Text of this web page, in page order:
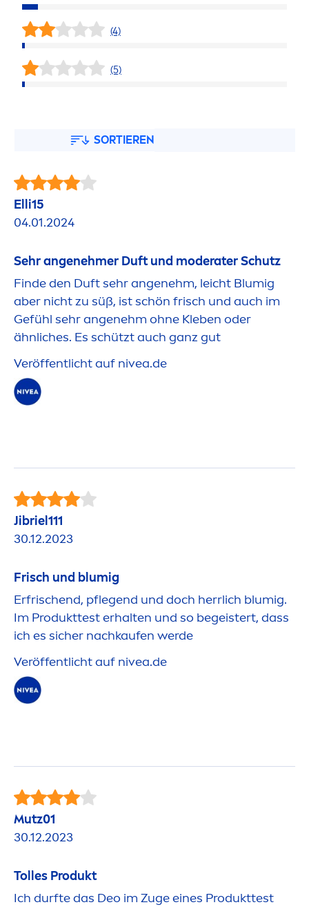
(4)
(5)
SORTIEREN
Elli15
04.01.2024
Sehr angenehmer Duft und moderater Schutz
Finde den Duft sehr angenehm, leicht Blumig
aber nicht zu süß, ist schön frisch und auch im
Gefühl sehr angenehm ohne Kleben oder
ähnliches. Es schützt auch ganz gut
Veröffentlicht auf nivea.de
Jibriel111
30.12.2023
Frisch und blumig
Erfrischend, pflegend und doch herrlich blumig.
Im Produkttest erhalten und so begeistert, dass
ich es sicher nachkaufen werde
Veröffentlicht auf nivea.de
Mutz01
30.12.2023
Tolles Produkt
Ich durfte das Deo im Zuge eines Produkttest